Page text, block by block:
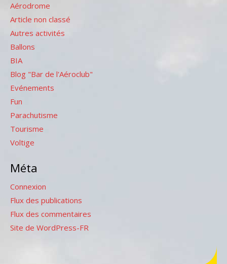
Aérodrome
Article non classé
Autres activités
Ballons
BIA
Blog "Bar de l'Aéroclub"
Evénements
Fun
Parachutisme
Tourisme
Voltige
Méta
Connexion
Flux des publications
Flux des commentaires
Site de WordPress-FR